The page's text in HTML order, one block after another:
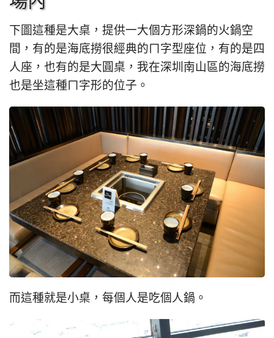
下圖這種是大桌，提供一大個方形深鍋的火鍋空
間，有的是海底撈很經典的ㄇ字型座位，有的是四
人座，也有的是大圓桌，我在深圳南山區的海底撈
也是坐這種ㄇ字形的位子。
而這種就是小桌，每個人是吃個人鍋。